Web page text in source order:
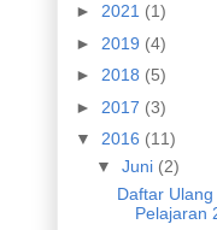
►2021 (1)
► 2019 (4)
►2018 (5)
► 2017 (3)
▼2016 (11)
▼Juni (2)
Daftar
Pelajaran